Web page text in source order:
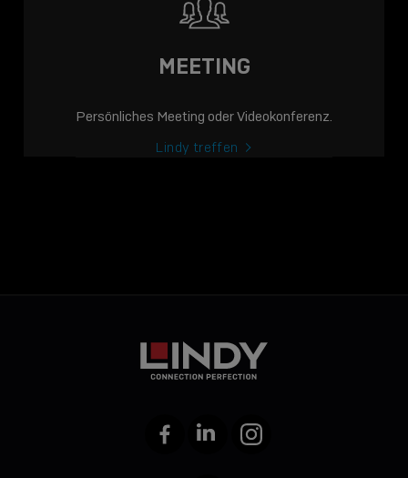
MEETING
Persönliches Meeting oder Videokonferenz.
Lindy treffen
FacebookLinkedIn Instagram